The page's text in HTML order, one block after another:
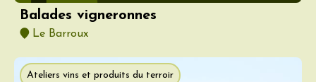
Balades vigneronnes
Le Barroux
Ateliers vins et produits du terroir